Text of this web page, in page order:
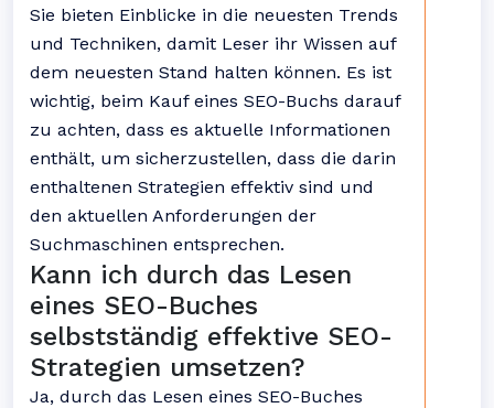
Sie bieten Einblicke in die neuesten Trends
und Techniken, damit Leser ihr Wissen auf
dem neuesten Stand halten können. Es ist
wichtig, beim Kauf eines SEO-Buchs darauf
zu achten, dass es aktuelle Informationen
enthält, um sicherzustellen, dass die darin
enthaltenen Strategien effektiv sind und
den aktuellen Anforderungen der
Suchmaschinen entsprechen.
Kann ich durch das Lesen
eines SEO-Buches
selbstständig effektive SEO-
Strategien umsetzen?
Ja, durch das Lesen eines SEO-Buches